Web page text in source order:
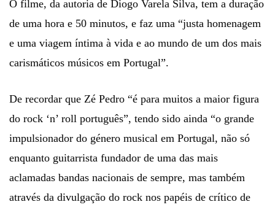
O filme, da autoria de Diogo Varela Silva, tem a duração
de uma hora e 50 minutos, e faz uma “justa homenagem
e uma viagem íntima à vida e ao mundo de um dos mais
carismáticos músicos em Portugal”.
De recordar que Zé Pedro “é para muitos a maior figura
do rock ‘n’ roll português”, tendo sido ainda “o grande
impulsionador do género musical em Portugal, não só
enquanto guitarrista fundador de uma das mais
aclamadas bandas nacionais de sempre, mas também
através da divulgação do rock nos papéis de crítico de